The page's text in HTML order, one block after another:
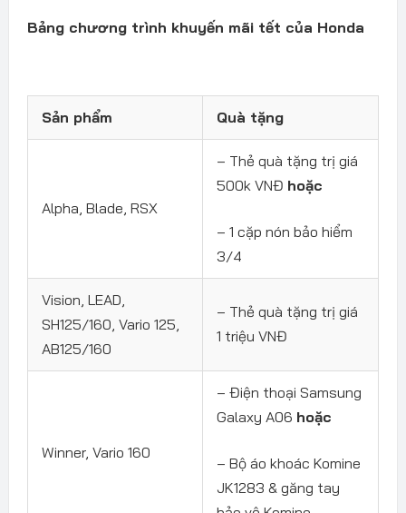
Bảng chương trình khuyến mãi tết của Honda
Sản phẩm Quà tặng
Alpha, Blade, RSX
– Thẻ quà tặng trị giá
500k VNĐ hoặc
– 1 cặp nón bảo hiểm
3/4
Vision, LEAD,
SH125/160, Vario 125,
AB125/160
– Thẻ quà tặng trị giá
1 triệu VNĐ
Winner, Vario 160
– Điện thoại Samsung
Galaxy A06 hoặc
– Bộ áo khoác Komine
JK1283 & găng tay